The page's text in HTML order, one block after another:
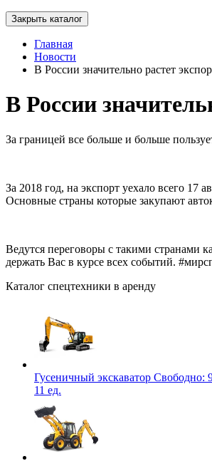
Закрыть каталог
Главная
Новости
В России значительно растет
В России
За границей все больше и больше
За 2018 год, на экспорт уехало всего 17
Основные страны которые закупают
Ведутся переговоры с такими странами
держать Вас в курсе всех событий.
Каталог спецтехники в аренду
Гусеничный экскаватор Свободно:
11 ед.